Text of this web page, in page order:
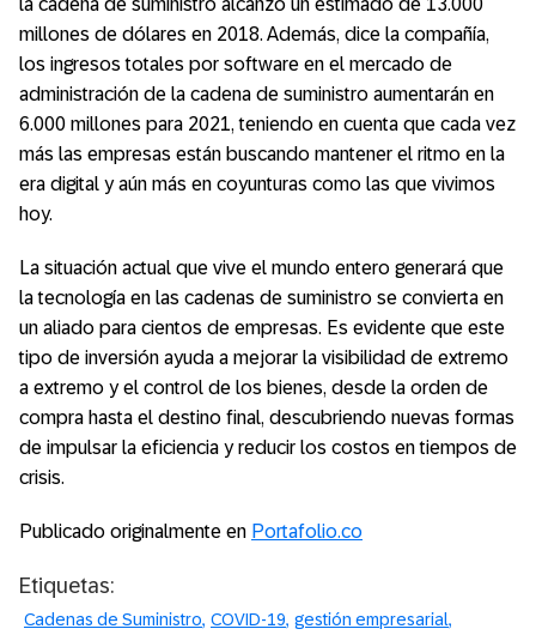
la cadena de suministro alcanzó un estimado de 13.000
millones de dólares en 2018. Además, dice la compañía,
los ingresos totales por software en el mercado de
administración de la cadena de suministro aumentarán en
6.000 millones para 2021, teniendo en cuenta que cada vez
más las empresas están buscando mantener el ritmo en la
era digital y aún más en coyunturas como las que vivimos
hoy.
La situación actual que vive el mundo entero generará que
la tecnología en las cadenas de suministro se convierta en
un aliado para cientos de empresas. Es evidente que este
tipo de inversión ayuda a mejorar la visibilidad de extremo
a extremo y el control de los bienes, desde la orden de
compra hasta el destino final, descubriendo nuevas formas
de impulsar la eficiencia y reducir los costos en tiempos de
crisis.
Publicado originalmente en Portafolio.co
Etiquetas:
Cadenas de Suministro COVID-19 gestión empresarial